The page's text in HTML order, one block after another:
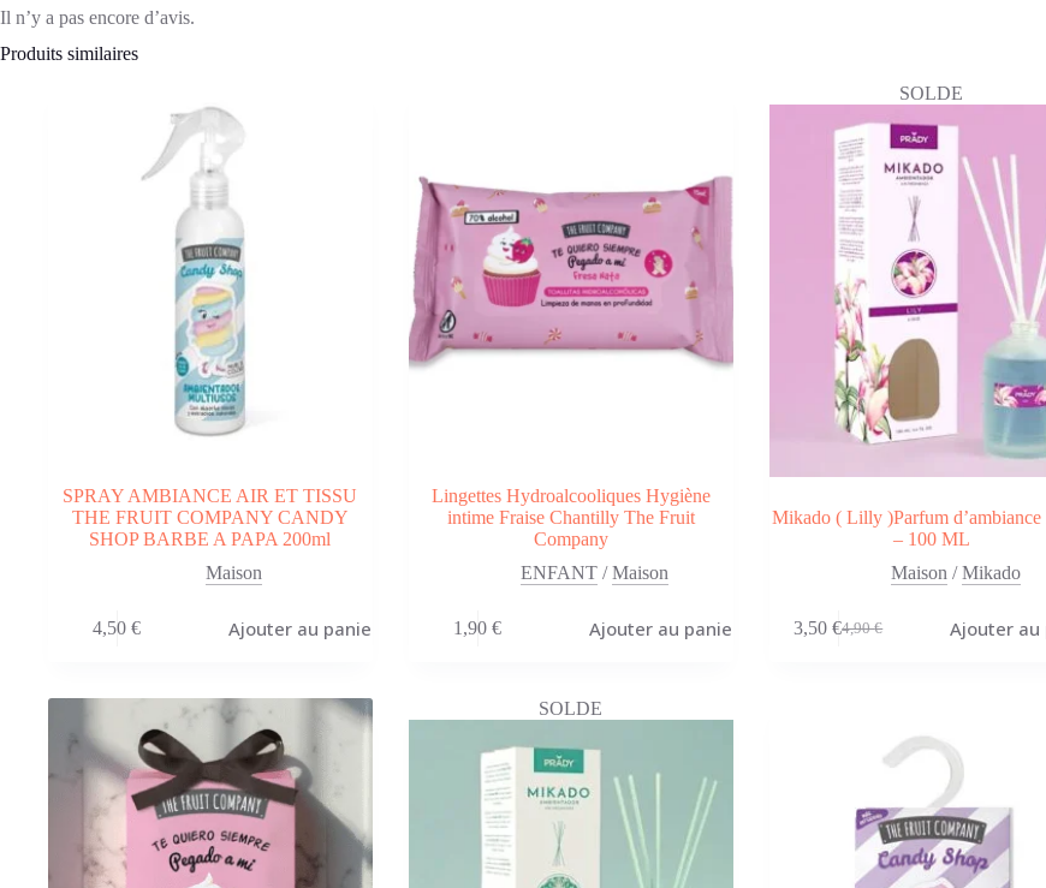
Il n’y a pas encore d’avis.
Produits similaires
SPRAY AMBIANCE AIR ET TISSU
THE FRUIT COMPANY CANDY
SHOP BARBE A PAPA 200ml
Maison
4,50€ Ajouter au panier
Lingettes Hydroalcooliques Hygiène
intime Fraise Chantilly The Fruit
Company
ENFANT /Maison
1,90€ Ajouter au panier
SOLDE
Mikado ( Lilly )Parfum d’ambiance
– 100 ML
Maison /Mikado
4,90€
Le
3,50€Le
Ajouter au
SOLDE